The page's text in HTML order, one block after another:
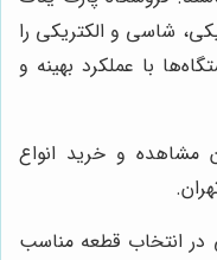
شاسی و الکتریکی را
با عملکرد بهینه و
مشاهده و خرید انواع
در انتخاب قطعه مناسب